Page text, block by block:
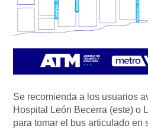
Se recomienda a los usuarios
Hospital León Becerra (este) o
para tomar el bus articulado en